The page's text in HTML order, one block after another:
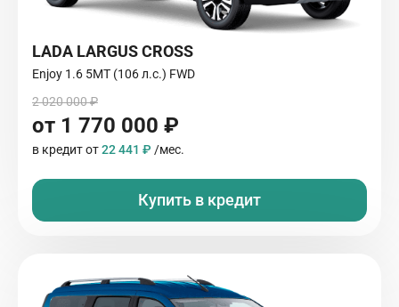
LADA LARGUS CROSS
Enjoy 1.6 5MT (106 л.с.) FWD
2 020 000 ₽
от 1 770 000 ₽
в кредит от22 441 ₽ /мес.
Купить в кредит